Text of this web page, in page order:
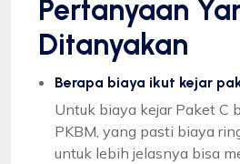
Pertanyaan
Ditanyakan
Berapa biaya ikut kejar
Untuk biaya kejar Paket C
PKBM, yang pasti biaya
untuk lebih jelasnya bisa